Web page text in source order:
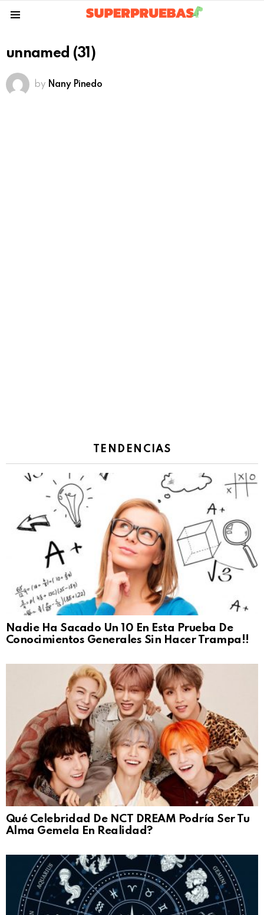
unnamed (31)
by Nany Pinedo
TENDENCIAS
Nadie Ha Sacado Un 10 En Esta Prueba De
Conocimientos Generales Sin Hacer Trampa!!
Qué Celebridad De NCT DREAM Podría Ser Tu
Alma Gemela En Realidad?